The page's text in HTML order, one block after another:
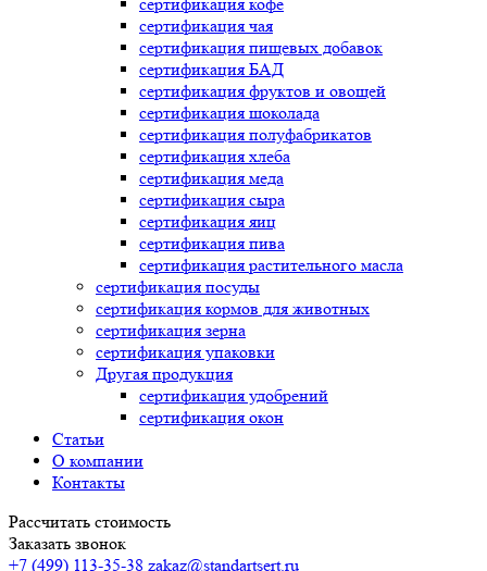
сертификация чая
сертификация пищевых добавок
сертификация БАД
сертификация фруктов и овощей
сертификация шоколада
сертификация полуфабрикатов
сертификация хлеба
сертификация меда
сертификация сыра
сертификация яиц
сертификация пива
сертификация растительного масла
сертификация посуды
сертификация кормов для животных
сертификация зерна
сертификация упаковки
Другая продукция
сертификация удобрений
сертификация окон
Статьи
О компании
Контакты
Рассчитать стоимость
Заказать звонок
+7 (499) 113-35-38 zakaz@standartsert.ru